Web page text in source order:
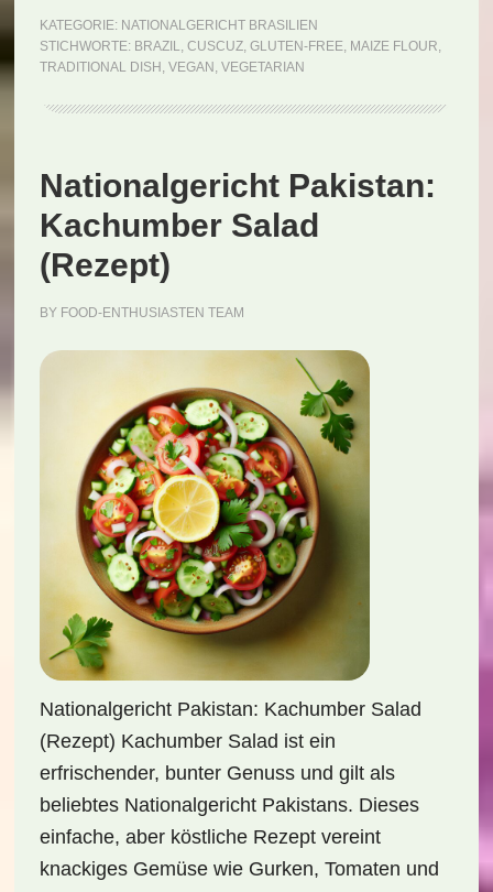
(Rezept)
KATEGORIE: NATIONALGERICHT BRASILIEN
STICHWORTE: BRAZIL, CUSCUZ, GLUTEN-FREE, MAIZE FLOUR,
TRADITIONAL DISH , VEGAN , VEGETARIAN
Nationalgericht Pakistan:
Kachumber Salad
(Rezept)
BY FOOD-ENTHUSIASTEN TEAM
Nationalgericht Pakistan: Kachumber Salad
(Rezept) Kachumber Salad ist ein
erfrischender, bunter Genuss und gilt als
beliebtes Nationalgericht Pakistans. Dieses
einfache, aber köstliche Rezept vereint
knackiges Gemüse wie Gurken, Tomaten und